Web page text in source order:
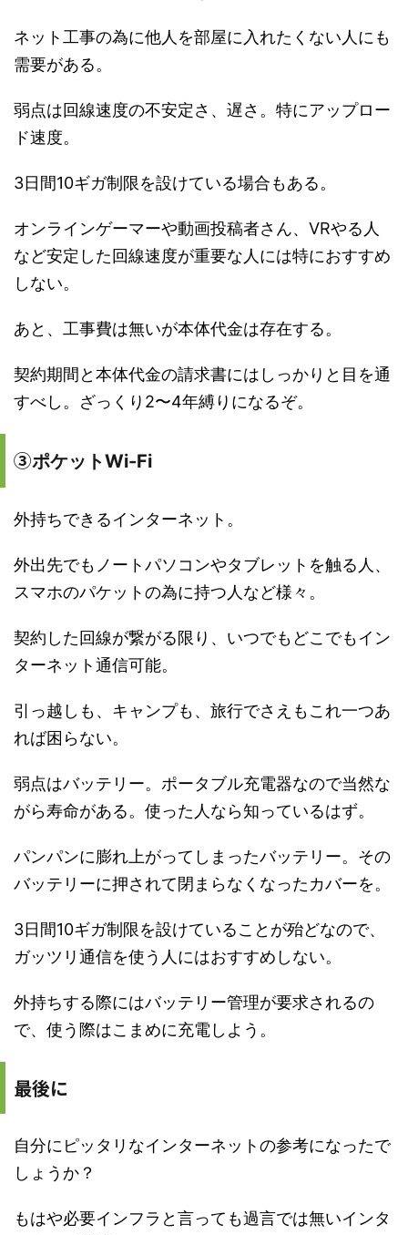
ネット工事の為に他人を部屋に入れたくない人にも
需要がある。
弱点は回線速度の不安定さ、遅さ。特にアップロー
ド速度。
3日間10ギガ制限を設けている場合もある。
オンラインゲーマーや動画投稿者さん、VRやる人
など安定した回線速度が重要な人には特におすすめ
しない。
あと、工事費は無いが本体代金は存在する。
契約期間と本体代金の請求書にはしっかりと目を通
すべし。ざっくり2〜4年縛りになるぞ。
③ポケットWi-Fi
外持ちできるインターネット。
外出先でもノートパソコンやタブレットを触る人、
スマホのパケットの為に持つ人など様々。
契約した回線が繋がる限り、いつでもどこでもイン
ターネット通信可能。
引っ越しも、キャンプも、旅行でさえもこれ一つあ
れば困らない。
弱点はバッテリー。ポータブル充電器なので当然な
がら寿命がある。使った人なら知っているはず。
パンパンに膨れ上がってしまったバッテリー。その
バッテリーに押されて閉まらなくなったカバーを。
3日間10ギガ制限を設けていることが殆どなので、
ガッツリ通信を使う人にはおすすめしない。
外持ちする際にはバッテリー管理が要求されるの
で、使う際はこまめに充電しよう。
最後に
自分にピッタリなインターネットの参考になったで
しょうか？
もはや必要インフラと言っても過言では無いインタ